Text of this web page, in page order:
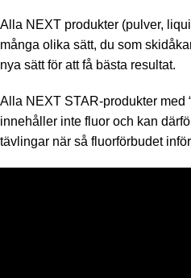
Alla NEXT produkter (pulver,
många olika sätt, du som
nya sätt för att få bästa resultat.
Alla NEXT STAR-produkter med
innehåller inte fluor och kan
tävlingar när så fluorförbudet